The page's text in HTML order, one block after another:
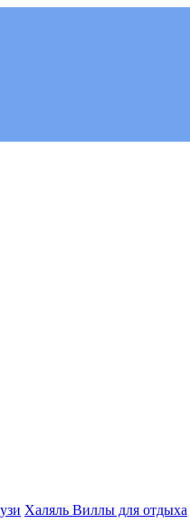
Халяль Виллы для отдыха